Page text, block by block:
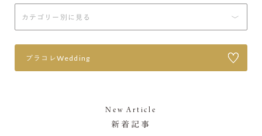
プラコレWedding
New Article
新着記事